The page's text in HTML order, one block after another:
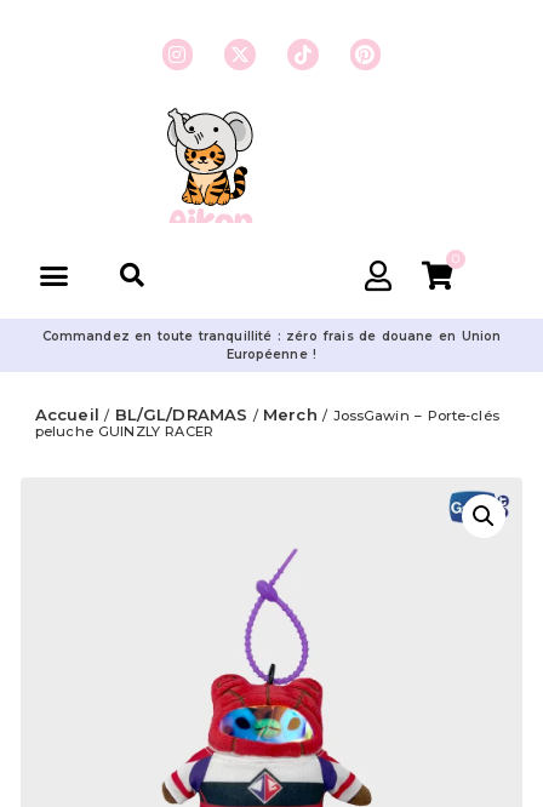
0
Commandez en toute tranquillité : zéro frais de douane en Union
Européenne !
Accueil / BL/GL/DRAMAS / Merch / JossGawin – Porte-clés
peluche GUINZLY RACER